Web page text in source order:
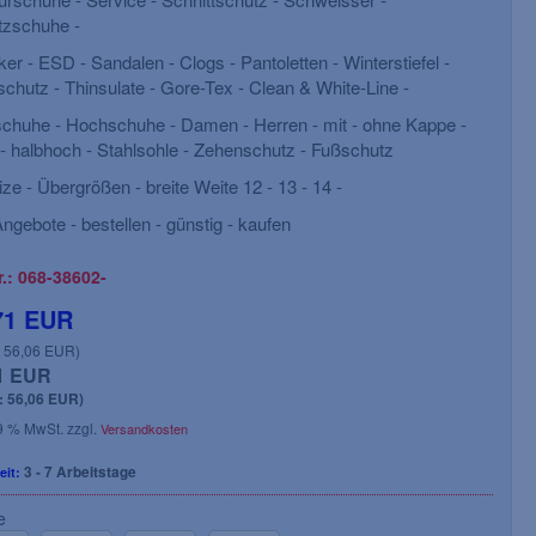
-
- ESD - Sandalen - Clogs - Pantoletten - Winterstiefel -
- Thinsulate - Gore-Tex - Clean & White-Line -
- Hochschuhe - Damen - Herren - mit - ohne Kappe -
halbhoch - Stahlsohle - Zehenschutz - Fußschutz
- Übergrößen - breite Weite 12 - 13 - 14 -
- bestellen - günstig - kaufen
068-38602-
EUR
56,06 EUR)
EUR
56,06 EUR)
% MwSt. zzgl. Versandkosten
3 - 7 Arbeitstage
EUR(Netto 17,15 EUR)
19 % MwSt. zzgl.